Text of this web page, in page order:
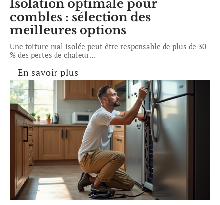
Isolation optimale pour
combles : sélection des
meilleures options
Une toiture mal isolée peut être responsable de plus de 30
% des pertes de chaleur…
En savoir plus